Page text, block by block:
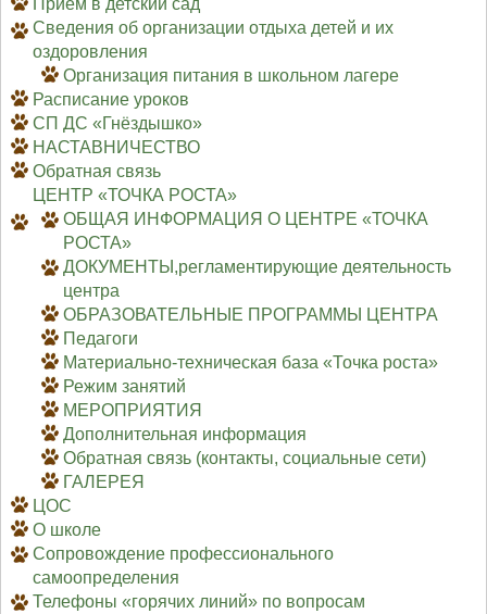
Сведения об организации отдыха детей и их
оздоровления
Организация питания в школьном лагере
Расписание уроков
СП ДС «Гнёздышко»
НАСТАВНИЧЕСТВО
Обратная связь
ЦЕНТР «ТОЧКА РОСТА»
ОБЩАЯ ИНФОРМАЦИЯ О ЦЕНТРЕ «ТОЧКА
РОСТА»
ДОКУМЕНТЫ,регламентирующие деятельность
центра
ОБРАЗОВАТЕЛЬНЫЕ ПРОГРАММЫ ЦЕНТРА
Педагоги
Материально-техническая база «Точка роста»
Режим занятий
МЕРОПРИЯТИЯ
Дополнительная информация
Обратная связь (контакты, социальные сети)
ГАЛЕРЕЯ
ЦОС
О школе
Сопровождение профессионального
самоопределения
Телефоны «горячих линий» по вопросам